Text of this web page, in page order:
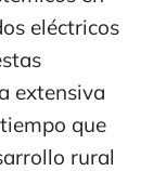
eléctricos
extensiva
que
rural